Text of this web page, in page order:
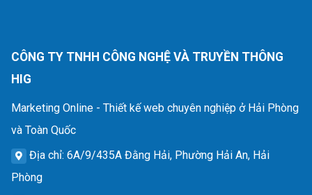
CÔNG TY TNHH CÔNG NGHỆ VÀ TRUYỀN THÔNG
HIG
Marketing Online - Thiết kế web chuyên nghiệp ở Hải Phòng
và Toàn Quốc
Địa chỉ: 6A/9/435A Đằng Hải, Phường Hải An, Hải
Phòng